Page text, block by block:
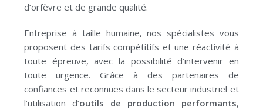
d’orfèvre et de grande qualité.
Entreprise à taille humaine, nos spécialistes vous
proposent des tarifs compétitifs et une réactivité à
toute épreuve, avec la possibilité d’intervenir en
toute urgence. Grâce à des partenaires de
confiances et reconnues dans le secteur industriel et
l’utilisation d’outils de production performants,